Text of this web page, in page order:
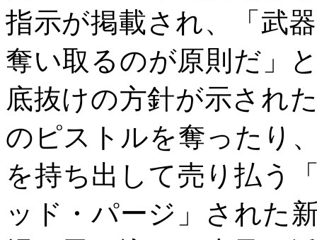
指示が掲載され、「武
奪い取るのが原則だ」
底抜けの方針が示され
のピストルを奪ったり
を持ち出して売り払う
ッド・パージ」された